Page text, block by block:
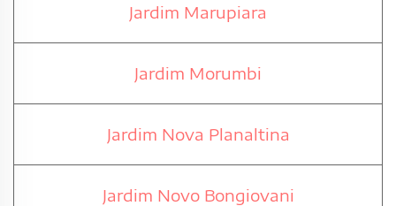
Jardim Marupiara
Jardim Morumbi
Jardim Nova Planaltina
Jardim Novo Bongiovani